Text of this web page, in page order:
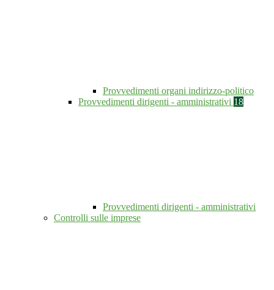
Provvedimenti organi indirizzo-politico
Provvedimenti dirigenti - amministrativi 18
Provvedimenti dirigenti - amministrativi
Controlli sulle imprese